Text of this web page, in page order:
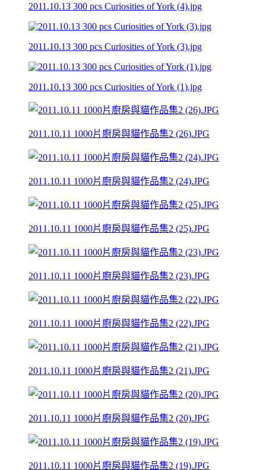
2011.10.13 300 pcs Curiosities of York (4).jpg
2011.10.13 300 pcs Curiosities of York (3).jpg
2011.10.13 300 pcs Curiosities of York (1).jpg
2011.10.11 1000片廚房與貓作品集2 (26).JPG
2011.10.11 1000片廚房與貓作品集2 (24).JPG
2011.10.11 1000片廚房與貓作品集2 (25).JPG
2011.10.11 1000片廚房與貓作品集2 (23).JPG
2011.10.11 1000片廚房與貓作品集2 (22).JPG
2011.10.11 1000片廚房與貓作品集2 (21).JPG
2011.10.11 1000片廚房與貓作品集2 (20).JPG
2011.10.11 1000片廚房與貓作品集2 (19).JPG